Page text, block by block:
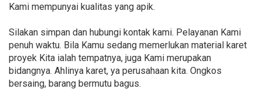
Kami mempunyai kualitas yang apik.
Silakan simpan dan hubungi kontak kami. Pelayanan Kami
penuh waktu. Bila Kamu sedang memerlukan material karet
proyek Kita ialah tempatnya, juga Kami merupakan
bidangnya. Ahlinya karet, ya perusahaan kita. Ongkos
bersaing, barang bermutu bagus.